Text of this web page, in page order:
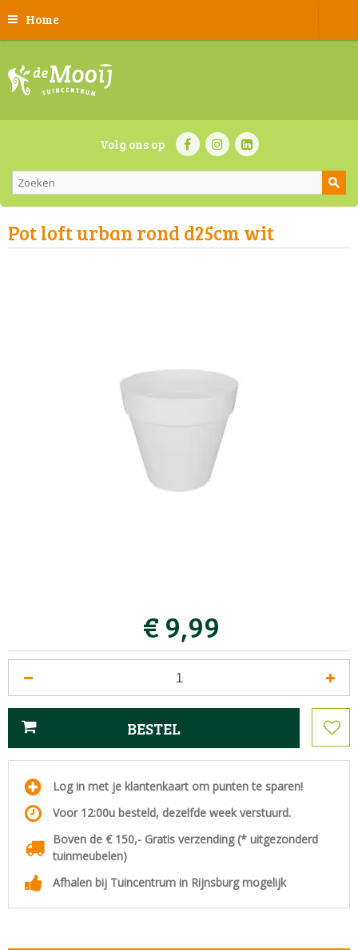
Home
Volg ons op
Pot loft urban rond d25cm wit
€ 9,99
Log in met je klantenkaart om punten te sparen!
Voor 12:00u besteld, dezelfde week verstuurd.
Boven de € 150,- Gratis verzending (* uitgezonderd
tuinmeubelen)
Afhalen bij Tuincentrum in Rijnsburg mogelijk